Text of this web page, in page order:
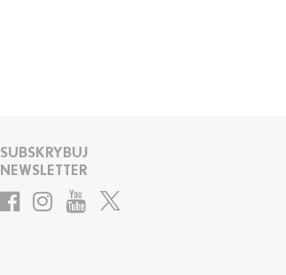
SUBSKRYBUJ
NEWSLETTER